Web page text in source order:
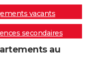
vacants
secondaires
au